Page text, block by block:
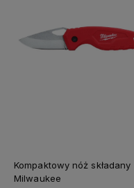
Kompaktowy nóż składany
Milwaukee